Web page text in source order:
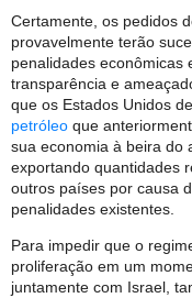
Certamente, os pedidos
provavelmente terão
penalidades econômicas
transparência e
que os Estados Unidos
petróleo que
sua economia à beira do
exportando quantidades
outros países por causa
penalidades existentes.
Para impedir que o
proliferação em um
juntamente com Israel,